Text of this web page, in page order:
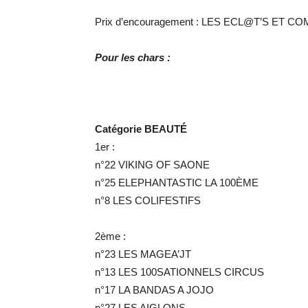
Prix d’encouragement : LES ECL@T’S ET
Pour les chars :
Catégorie BEAUTÉ
1er :
n°22 VIKING OF SAONE
n°25 ELEPHANTASTIC LA 100ÈME
n°8 LES COLIFESTIFS
2ème :
n°23 LES MAGEA’JT
n°13 LES 100SATIONNELS CIRCUS
n°17 LA BANDAS A JOJO